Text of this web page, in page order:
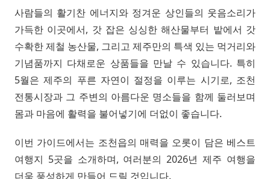
사람들의 활기찬 에너지와 정겨운 상인들의 웃음소리가
가득한 이곳에서, 갓 잡은 싱싱한 해산물부터 밭에서 갓
수확한 제철 농산물, 그리고 제주만의 특색 있는 먹거리와
기념품까지 다채로운 상품들을 만날 수 있습니다. 특히
5월은 제주의 푸른 자연이 절정을 이루는 시기로, 조천
전통시장과 그 주변의 아름다운 명소들을 함께 둘러보며
몸과 마음에 활력을 불어넣기에 더없이 좋습니다.
이번 가이드에서는 조천읍의 매력을 오롯이 담은 베스트
여행지 5곳을 소개하며, 여러분의 2026년 제주 여행을
더욱 풍성하게 만들어 드릴 것입니다.